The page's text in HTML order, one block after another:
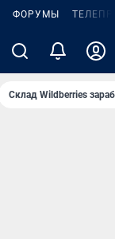
ФОРУМЫ
Склад Wildberries